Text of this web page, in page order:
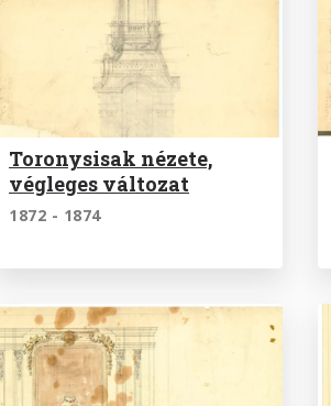
Toronysisak nézete,
végleges változat
1872 - 1874